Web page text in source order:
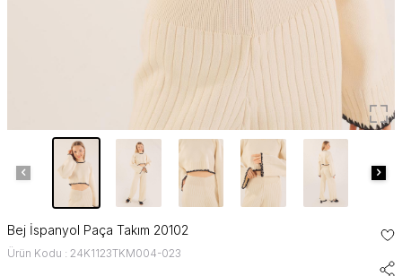
Bej İspanyol Paça Takım 20102
Ürün Kodu : 24K1123TKM004-023